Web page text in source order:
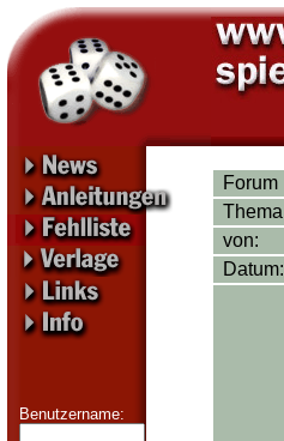
Benutzername:
Forum
Thema
von:
Datum: